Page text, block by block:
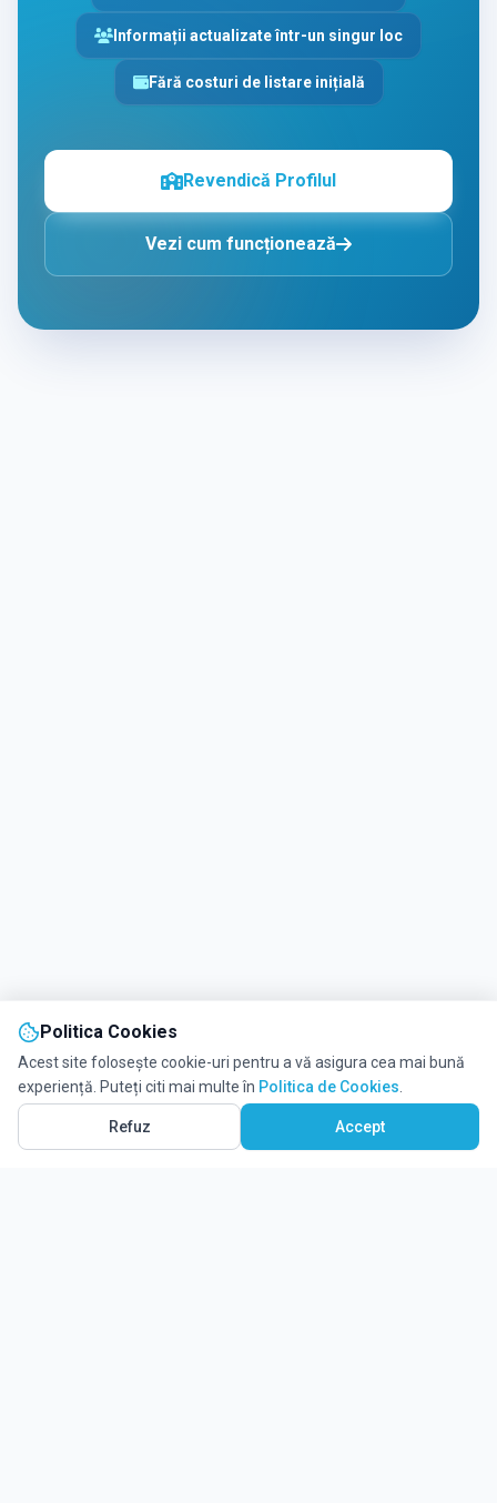
Informații actualizate într-un singur loc
Fără costuri de listare inițială
Revendică Profilul
Vezi cum funcționează
Politica Cookies
Acest site folosește cookie-uri pentru a vă asigura cea mai bună
experiență. Puteți citi mai multe în Politica de Cookies
Refuz Accept